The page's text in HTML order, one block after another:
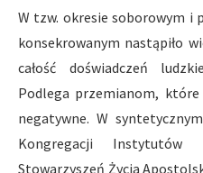
W tzw. okresie soborowym i
konsekrowanym nastąpiło
całość doświadczeń
Podlega przemianom,
negatywne. W
Kongregacji Instytutów
Stowarzyszeń Życia